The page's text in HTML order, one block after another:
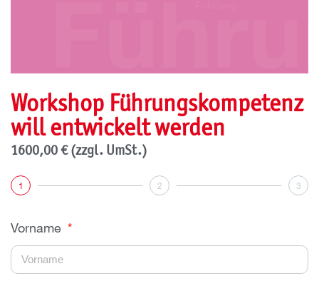
Workshop Führungskompetenz
will entwickelt werden
1600,00 € (zzgl. UmSt.)
1 2 3
Vorname